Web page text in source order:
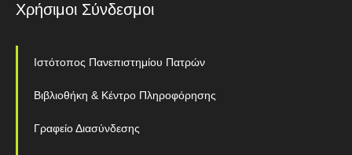
Χρήσιμοι Σύνδεσμοι
Ιστότοπος Πανεπιστημίου Πατρών
Βιβλιοθήκη & Κέντρο Πληροφόρησης
Γραφείο Διασύνδεσης